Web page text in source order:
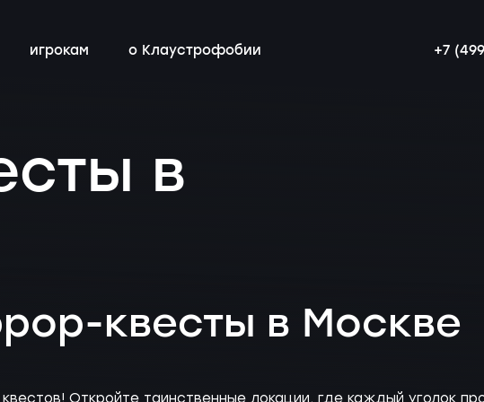
эротические
игрокам
тимбилдинг
о Клаустрофобии
контакты
+7
в
квесты в Москве
Откройте таинственные локации, где каждый уголок